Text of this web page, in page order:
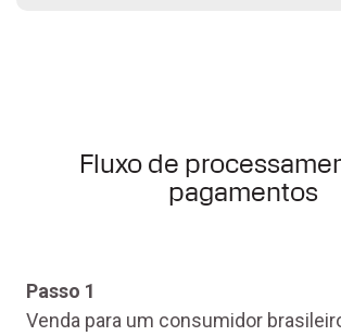
Fluxo de
pagamentos
Passo 1
Venda para um consumidor